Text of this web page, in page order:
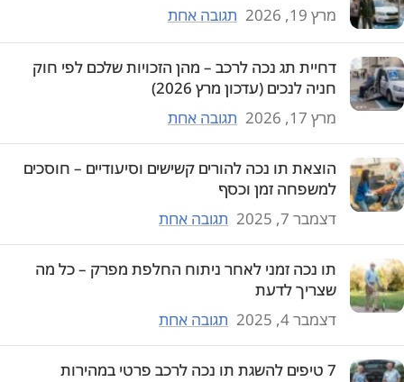
מרץ 19, 2026
תגובה אחת
דחיית תג נכה לרכב – מהן הזכויות שלכם לפי חוק
חניה לנכים (עדכון מרץ 2026)
מרץ 17, 2026
תגובה אחת
הוצאת תו נכה להורים קשישים וסיעודיים – חוסכים
למשפחה זמן וכסף
דצמבר 7, 2025
תגובה אחת
תו נכה זמני לאחר ניתוח החלפת מפרק – כל מה
שצריך לדעת
דצמבר 4, 2025
תגובה אחת
7 טיפים להשגת תו נכה לרכב פרטי במהירות